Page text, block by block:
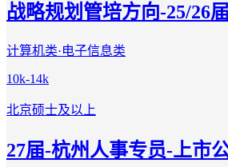
战略规划管培方向-25/26届
计算机类·电子信息类
10k-14k
北京硕士及以上
27届-杭州人事专员-上市